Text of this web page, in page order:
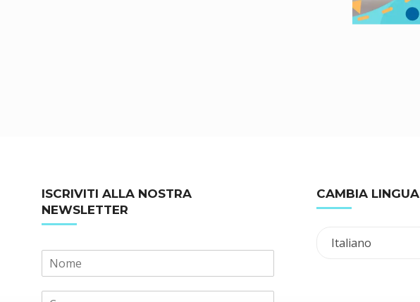
ISCRIVITI ALLA NOSTRA
NEWSLETTER
CAMBIA LINGUA
Italiano